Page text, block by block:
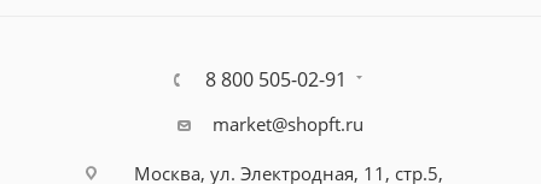
8 800 505-02-91
market@shopft.ru
Москва, ул. Электродная, 11, стр.5,